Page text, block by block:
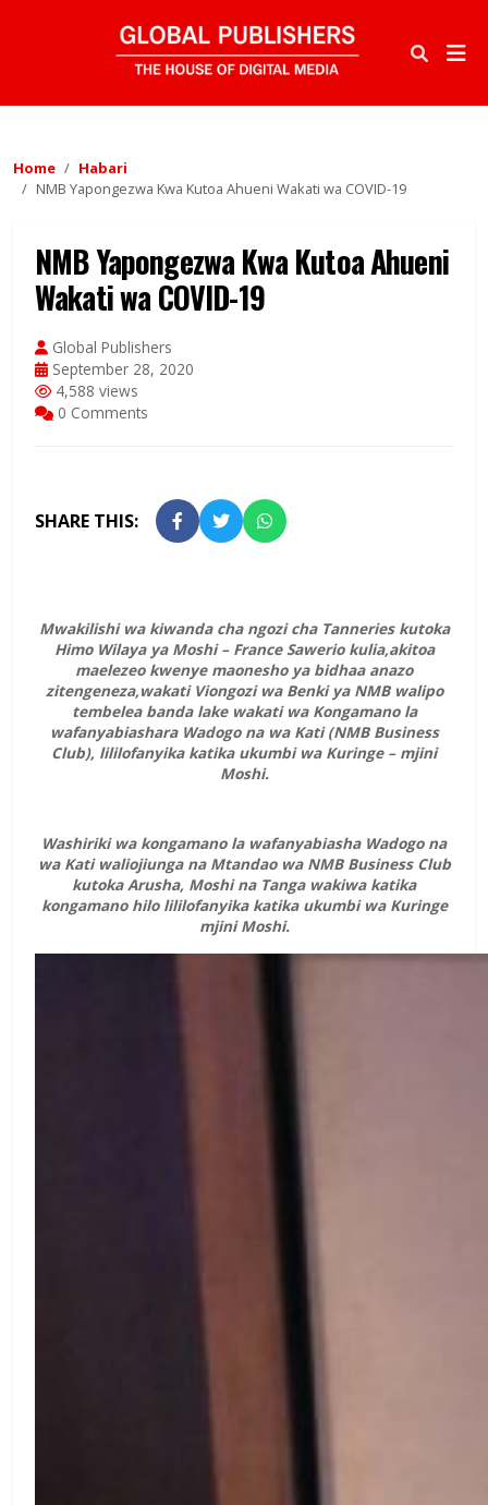
Home
Habari
NMB Yapongezwa Kwa Kutoa Ahueni Wakati wa COVID-19
NMB Yapongezwa Kwa Kutoa Ahueni
Wakati wa COVID-19
Global Publishers
September 28, 2020
4,588 views
0 Comments
SHARE THIS:
Mwakilishi wa kiwanda cha ngozi cha Tanneries kutoka
Himo Wilaya ya Moshi – France Sawerio kulia,akitoa
maelezeo kwenye maonesho ya bidhaa anazo
zitengeneza,wakati Viongozi wa Benki ya NMB walipo
tembelea banda lake wakati wa Kongamano la
wafanyabiashara Wadogo na wa Kati (NMB Business
Club), lililofanyika katika ukumbi wa Kuringe – mjini
Moshi.
Washiriki wa kongamano la wafanyabiasha Wadogo na
wa Kati waliojiunga na Mtandao wa NMB Business Club
kutoka Arusha, Moshi na Tanga wakiwa katika
kongamano hilo lililofanyika katika ukumbi wa Kuringe
mjini Moshi.